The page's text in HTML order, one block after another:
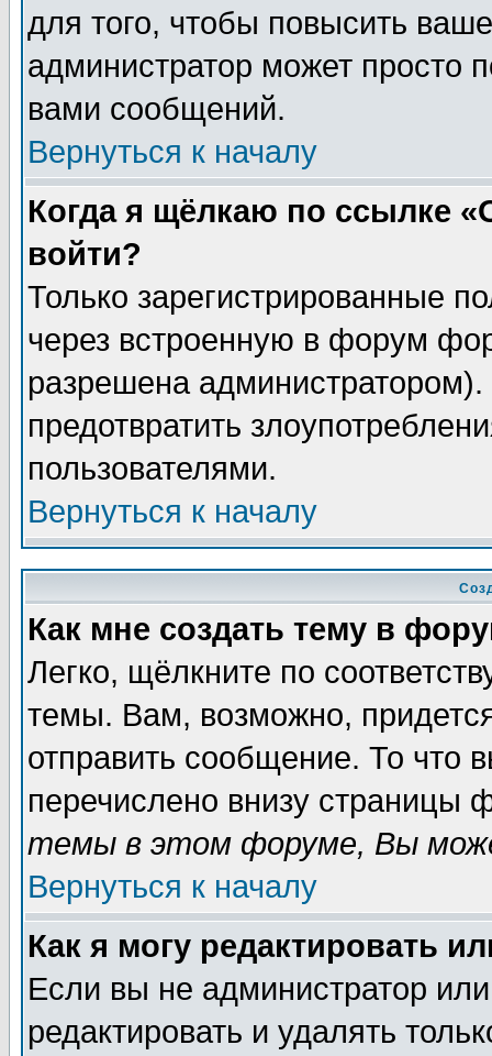
для того, чтобы повысить
администратор может просто
вами сообщений.
Вернуться к началу
Когда я щёлкаю по ссылке
войти?
Только зарегистрированные
через встроенную в форум
разрешена
предотвратить
пользователями.
Вернуться к началу
Как мне создать тему в
Легко, щёлкните по
темы. Вам, возможно,
отправить сообщение. То что
перечислено внизу страницы
темы в этом форуме, Вы
Вернуться к началу
Как я могу редактировать
Если вы не администратор
редактировать и удалять